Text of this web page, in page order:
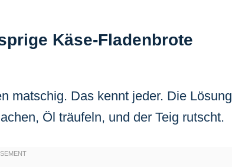
Käse-Fladenbrote
matschig. Das kennt jeder. Die Lösung
Öl träufeln, und der Teig rutscht.